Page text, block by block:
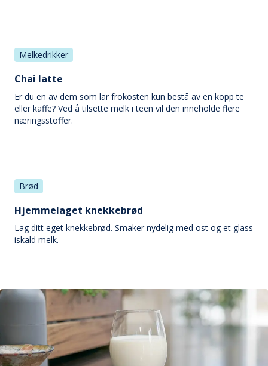
Melkedrikker
Chai latte
Er du en av dem som lar frokosten kun bestå av en kopp te
eller kaffe? Ved å tilsette melk i teen vil den inneholde flere
næringsstoffer.
Brød
Hjemmelaget knekkebrød
Lag ditt eget knekkebrød. Smaker nydelig med ost og et glass
iskald melk.